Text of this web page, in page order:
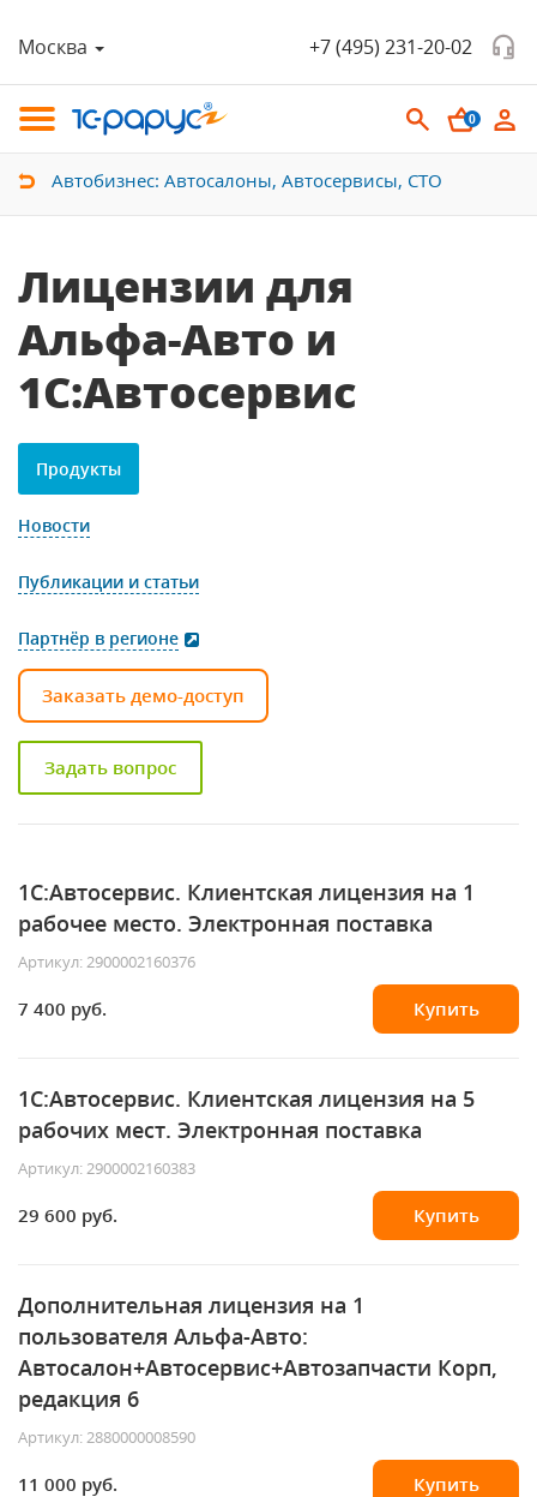
Москва +7 (495) 231-20-02
0
Автобизнес: Автосалоны, Автосервисы, СТО
Лицензии для
Альфа-Авто и
1С:Автосервис
Продукты
Новости
Публикации и статьи
Партнёр в регионе
Заказать демо-доступ
Задать вопрос
1С:Автосервис. Клиентская лицензия на 1
рабочее место. Электронная поставка
Артикул: 2900002160376
7 400 руб. Купить
1С:Автосервис. Клиентская лицензия на 5
рабочих мест. Электронная поставка
Артикул: 2900002160383
29 600 руб. Купить
Дополнительная лицензия на 1
пользователя Альфа-Авто:
Автосалон+Автосервис+Автозапчасти Корп,
редакция 6
Артикул: 2880000008590
11 000 руб. Купить